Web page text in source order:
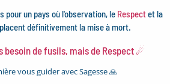
pour un pays où l'observation, le Respectet la
définitivement la mise à mort.
besoin de fusils, mais de Respect ☄
vous guider avec Sagesse 🙏